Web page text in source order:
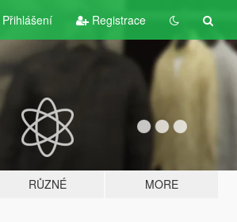
Přihlášení Registrace
RŮZNÉ MORE